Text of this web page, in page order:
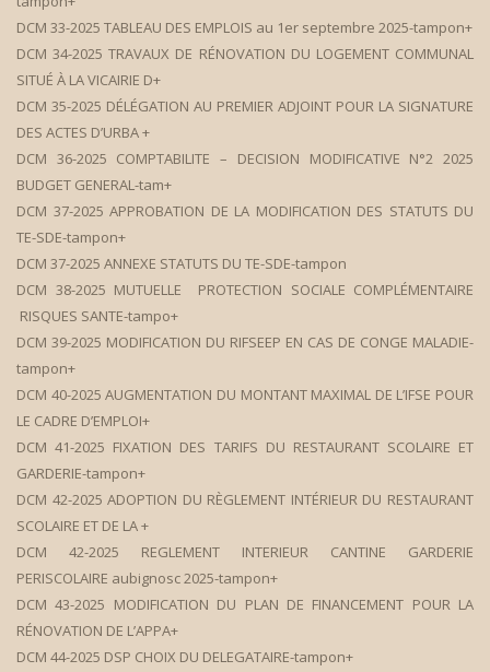
DCM 33-2025 TABLEAU DES EMPLOIS au 1er septembre 2025-tampon+
DCM 34-2025 TRAVAUX DE RÉNOVATION DU LOGEMENT COMMUNAL
SITUÉ À LA VICAIRIE D+
DCM 35-2025 DÉLÉGATION AU PREMIER ADJOINT POUR LA SIGNATURE
DES ACTES D’URBA +
DCM 36-2025 COMPTABILITE – DECISION MODIFICATIVE N°2 2025
BUDGET GENERAL-tam+
DCM 37-2025 APPROBATION DE LA MODIFICATION DES STATUTS DU
TE-SDE-tampon+
DCM 37-2025 ANNEXE STATUTS DU TE-SDE-tampon
DCM 38-2025 MUTUELLE PROTECTION SOCIALE COMPLÉMENTAIRE
RISQUES SANTE-tampo+
DCM 39-2025 MODIFICATION DU RIFSEEP EN CAS DE CONGE MALADIE-
tampon+
DCM 40-2025 AUGMENTATION DU MONTANT MAXIMAL DE L’IFSE POUR
LE CADRE D’EMPLOI+
DCM 41-2025 FIXATION DES TARIFS DU RESTAURANT SCOLAIRE ET
GARDERIE-tampon+
DCM 42-2025 ADOPTION DU RÈGLEMENT INTÉRIEUR DU RESTAURANT
SCOLAIRE ET DE LA +
DCM 42-2025 REGLEMENT INTERIEUR CANTINE GARDERIE
PERISCOLAIRE aubignosc 2025-tampon+
DCM 43-2025 MODIFICATION DU PLAN DE FINANCEMENT POUR LA
RÉNOVATION DE L’APPA+
DCM 44-2025 DSP CHOIX DU DELEGATAIRE-tampon+